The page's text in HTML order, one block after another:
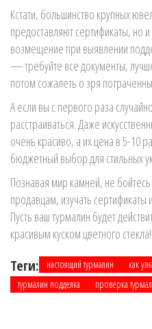
Кстати, большинство крупных
предоставляют сертификаты, но
возмещение при выявлении
— требуйте все документы,
потом сожалеть о зря
А если вы с первого раза
расстраиваться. Даже
очень красиво, а их цена в 5-10
бюджетный выбор для стильных
Познавая мир камней, не
продавцам, изучать сертификаты
Пусть ваш турмалин будет
красивым куском цветного стекла!
Теги: настоящий турмалин как
турмалин подделка
проверка